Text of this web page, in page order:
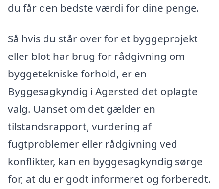
du får den bedste værdi for dine penge.
Så hvis du står over for et byggeprojekt
eller blot har brug for rådgivning om
byggetekniske forhold, er en
Byggesagkyndig i Agersted det oplagte
valg. Uanset om det gælder en
tilstandsrapport, vurdering af
fugtproblemer eller rådgivning ved
konflikter, kan en byggesagkyndig sørge
for, at du er godt informeret og forberedt.